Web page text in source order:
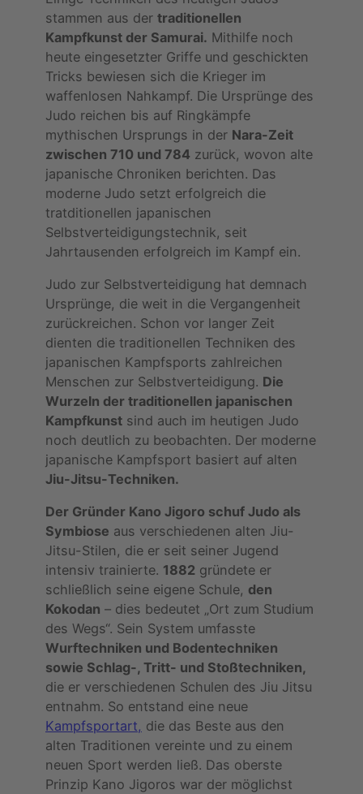
stammen aus der traditionellen
Kampfkunst der Samurai. Mithilfe noch
heute eingesetzter Griffe und geschickten
Tricks bewiesen sich die Krieger im
waffenlosen Nahkampf. Die Ursprünge des
Judo reichen bis auf Ringkämpfe
mythischen Ursprungs in der Nara-Zeit
zwischen 710 und 784 zurück, wovon alte
japanische Chroniken berichten. Das
moderne Judo setzt erfolgreich die
tratditionellen japanischen
Selbstverteidigungstechnik, seit
Jahrtausenden erfolgreich im Kampf ein.
Judo zur Selbstverteidigung hat demnach
Ursprünge, die weit in die Vergangenheit
zurückreichen. Schon vor langer Zeit
dienten die traditionellen Techniken des
japanischen Kampfsports zahlreichen
Menschen zur Selbstverteidigung. Die
Wurzeln der traditionellen japanischen
Kampfkunst sind auch im heutigen Judo
noch deutlich zu beobachten. Der moderne
japanische Kampfsport basiert auf alten
Jiu-Jitsu-Techniken.
Der Gründer Kano Jigoro schuf Judo als
Symbiose aus verschiedenen alten Jiu-
Jitsu-Stilen, die er seit seiner Jugend
intensiv trainierte. 1882 gründete er
schließlich seine eigene Schule, den
Kokodan – dies bedeutet „Ort zum Studium
des Wegs“. Sein System umfasste
Wurftechniken und Bodentechniken
sowie Schlag-, Tritt- und Stoßtechniken,
die er verschiedenen Schulen des Jiu Jitsu
entnahm. So entstand eine neue
Kampfsportart, die das Beste aus den
alten Traditionen vereinte und zu einem
neuen Sport werden ließ. Das oberste
Prinzip Kano Jigoros war der möglichst